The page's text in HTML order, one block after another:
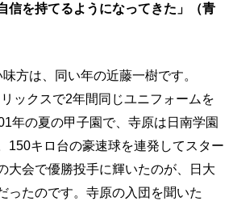
信を持てるようになってきた」（青
方は、同い年の近藤一樹です。
ックスで2年間同じユニフォームを
年の夏の甲子園で、寺原は日南学園
150キロ台の豪速球を連発してスター
大会で優勝投手に輝いたのが、日大
ったのです。寺原の入団を聞いた